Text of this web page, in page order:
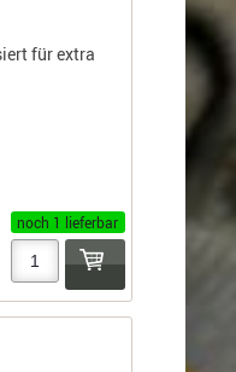
für extra
noch 1 lieferbar